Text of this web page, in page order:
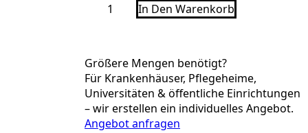
VIGOUR
plus
WWC70
semi
abnehmbar
Scharnierwelle
Winkelpuffer
weiss
In Den Warenkorb
Größere Mengen benötigt?
Für Krankenhäuser, Pflegeheime,
Universitäten & öffentliche Einrichtungen
– wir erstellen ein individuelles Angebot.
Angebot anfragen